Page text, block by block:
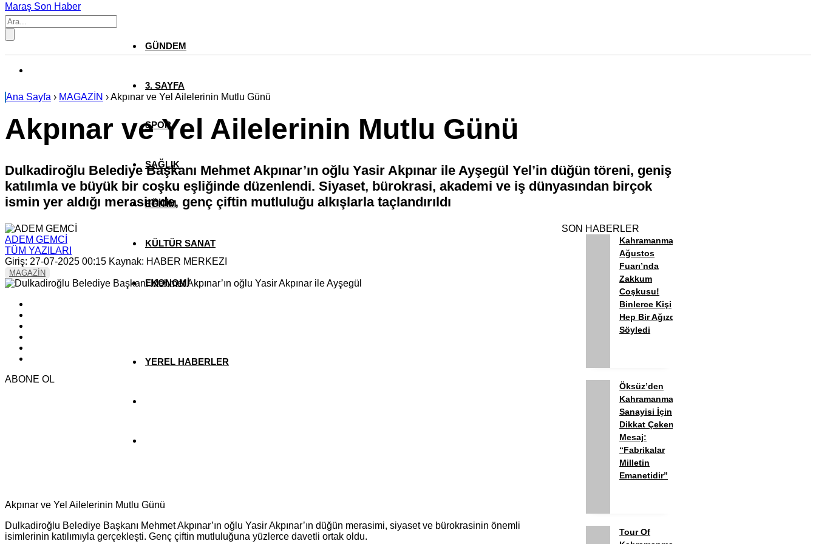
Maraş Son Haber
GÜNDEM
3. SAYFA
SPOR
SAĞLIK
EĞİTİM
KÜLTÜR SANAT
EKONOMİ
YEREL HABERLER
Ana Sayfa › MAGAZİN ›Akpınar ve Yel Ailelerinin Mutlu Günü
Akpınar ve Yel Ailelerinin Mutlu Günü
Dulkadiroğlu Belediye Başkanı Mehmet Akpınar’ın oğlu Yasir Akpınar ile Ayşegül Yel’in düğün töreni, geniş
katılımla ve büyük bir coşku eşliğinde düzenlendi. Siyaset, bürokrasi, akademi ve iş dünyasından birçok
ismin yer aldığı merasimde, genç çiftin mutluluğu alkışlarla taçlandırıldı
ADEM GEMCİ
TÜM YAZILARI
Giriş: 27-07-2025 00:15 Kaynak: HABER MERKEZI
MAGAZİN
ABONE OL
Akpınar ve Yel Ailelerinin Mutlu Günü
Dulkadiroğlu Belediye Başkanı Mehmet Akpınar’ın oğlu Yasir Akpınar’ın düğün merasimi, siyaset ve bürokrasinin önemli
isimlerinin katılımıyla gerçekleşti. Genç çiftin mutluluğuna yüzlerce davetli ortak oldu.
SON HABERLER
Kahramanmaraş
Ağustos
Fuarı’nda
Zakkum
Coşkusu!
Binlerce Kişi
Hep Bir Ağızdan
Söyledi
Öksüz’den
Kahramanmaraş
Sanayisi İçin
Dikkat Çeken
Mesaj:
“Fabrikalar
Milletin
Emanetidir”
Tour Of